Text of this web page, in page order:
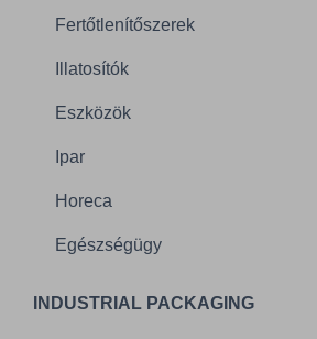
Fertőtlenítőszerek
Illatosítók
Eszközök
Ipar
Horeca
Egészségügy
INDUSTRIAL PACKAGING